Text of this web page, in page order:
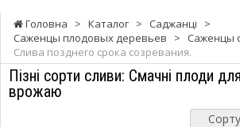
Головна > Каталог > Саджанці
>
Саженцы плодовых деревьев
> Саженцы
Слива позднего срока созревания.
Пізні сорти сливи: Смачні плоди
врожаю